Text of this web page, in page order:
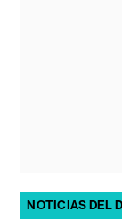
NOTICIAS DEL